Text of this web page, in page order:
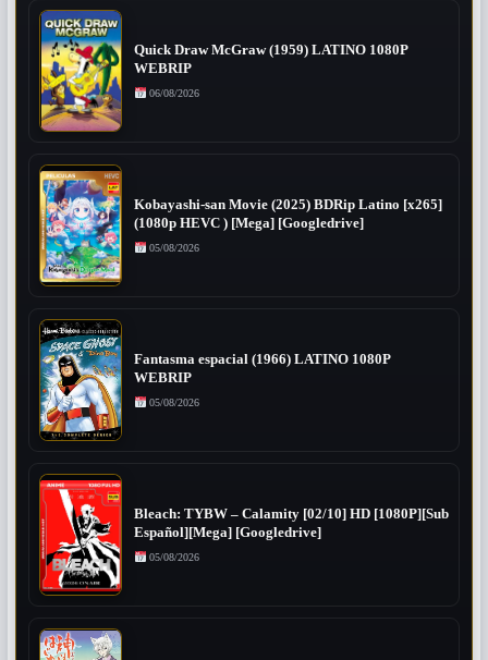
Quick Draw McGraw (1959) LATINO 1080P
WEBRIP
06/08/2026
Kobayashi-san Movie (2025) BDRip Latino [x265]
(1080p HEVC ) [Mega] [Googledrive]
05/08/2026
Fantasma espacial (1966) LATINO 1080P
WEBRIP
05/08/2026
Bleach: TYBW – Calamity [02/10] HD [1080P][Sub
Español][Mega] [Googledrive]
05/08/2026